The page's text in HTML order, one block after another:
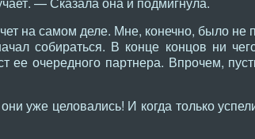
на самом деле. Мне, конечно, было не
собираться. В конце концов ни
ее очередного партнера. Впрочем,
уже целовались! И когда только